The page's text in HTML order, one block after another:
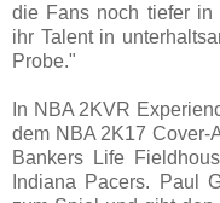
die Fans noch tiefer in
ihr Talent in
Probe."
In NBA 2KVR
dem NBA 2K17 Cover-
Bankers Life
Indiana Pacers. Paul